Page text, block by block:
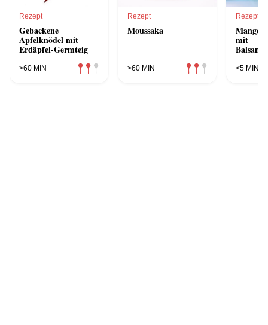
Rezept
Gebackene
Apfelknödel mit
Erdäpfel-Germteig
>60 MIN
Rezept
Moussaka
>60 MIN
Rezept
Mango-
mit
<5 MIN